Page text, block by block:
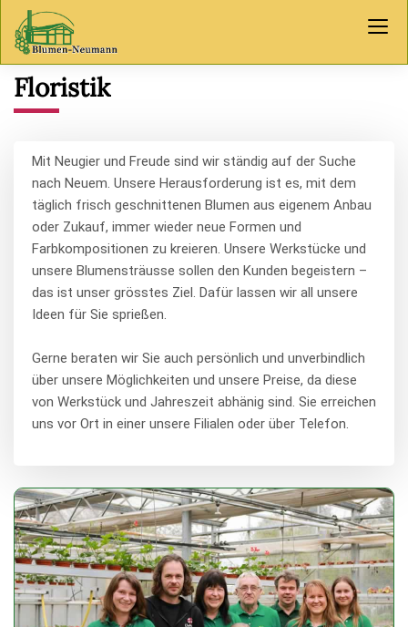
Floristik
Mit Neugier und Freude sind wir ständig auf der Suche
nach Neuem. Unsere Herausforderung ist es, mit dem
täglich frisch geschnittenen Blumen aus eigenem Anbau
oder Zukauf, immer wieder neue Formen und
Farbkompositionen zu kreieren. Unsere Werkstücke und
unsere Blumensträusse sollen den Kunden begeistern –
das ist unser grösstes Ziel. Dafür lassen wir all unsere
Ideen für Sie sprießen.
Gerne beraten wir Sie auch persönlich und unverbindlich
über unsere Möglichkeiten und unsere Preise, da diese
von Werkstück und Jahreszeit abhänig sind. Sie erreichen
uns vor Ort in einer unsere Filialen oder über Telefon.